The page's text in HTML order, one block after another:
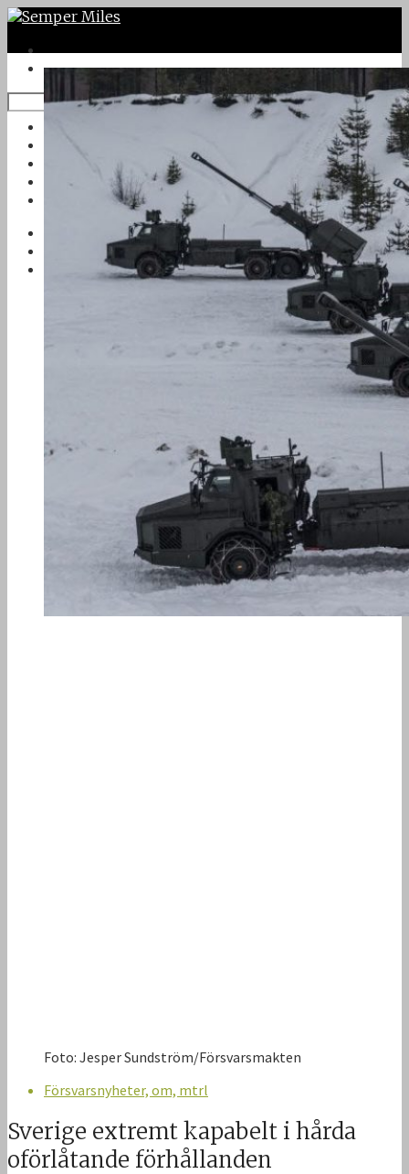
Google Plus
Om Semper Miles
Foto: Jesper Sundström/Försvarsmakten
Försvarsnyheter, om, mtrl
Sverige extremt kapabelt i hårda
oförlåtande förhållanden